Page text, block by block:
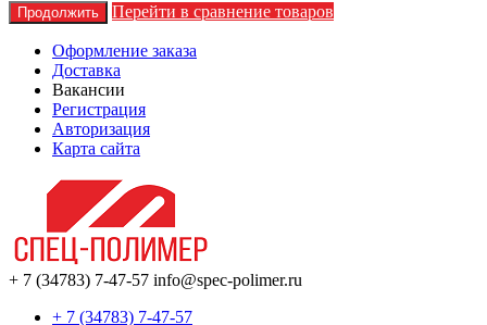
Продолжить Перейти в сравнение товаров
Оформление заказа
Доставка
Вакансии
Регистрация
Авторизация
Карта сайта
+ 7 (34783) 7-47-57 info@spec-polimer.ru
+ 7 (34783) 7-47-57